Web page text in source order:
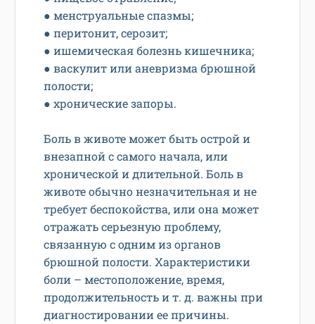
● менструальные спазмы;
● перитонит, серозит;
● ишемическая болезнь кишечника;
● васкулит или аневризма брюшной
полости;
● хронические запоры.
Боль в животе может быть острой и
внезапной с самого начала, или
хронической и длительной. Боль в
животе обычно незначительная и не
требует беспокойства, или она может
отражать серьезную проблему,
связанную с одним из органов
брюшной полости. Характеристики
боли – местоположение, время,
продолжительность и т. д. важны при
диагностировании ее причины.